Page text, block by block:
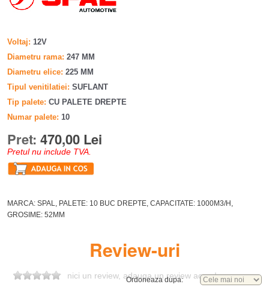
Voltaj 12V
Diametru rama 247 MM
Diametru elice 225 MM
Tipul venitilatiei SUFLANT
Tip palete CU PALETE DREPTE
Numar palete 10
Pret: 470,00 Lei
Pretul nu include TVA.
MARCA: SPAL, PALETE: 10 BUC DREPTE, CAPACITATE: 1000M3/H,
GROSIME: 52MM
Review-uri
nici un review, adauga un review acum!
Ordoneaza dupa: